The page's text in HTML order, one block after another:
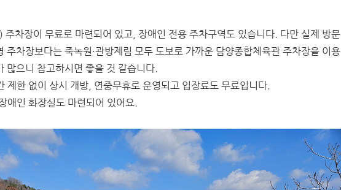
차장이 무료로 마련되어 있고, 장애인 전용 주차구역도 있습니다. 다만 실제 방문
주차장보다는 죽녹원·관방제림 모두 도보로 가까운 담양종합체육관 주차장을 이용
많으니 참고하시면 좋을 것 같습니다.
제한 없이 상시 개방, 연중무휴로 운영되고 입장료도 무료입니다.
애인 화장실도 마련되어 있어요.